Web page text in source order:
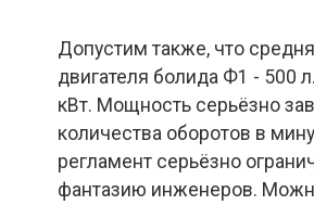
Допустим также, что
двигателя болида Ф1 - 500
кВт. Мощность серьёзно
количества оборотов в
регламент серьёзно
фантазию инженеров.